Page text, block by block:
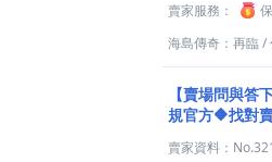
賣家服務：
海島傳奇：再臨/
【賣場問與答
規官方🔶找對
賣家資料：